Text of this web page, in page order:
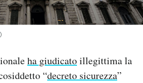
ha giudicatoillegittima la
“decreto sicurezza”